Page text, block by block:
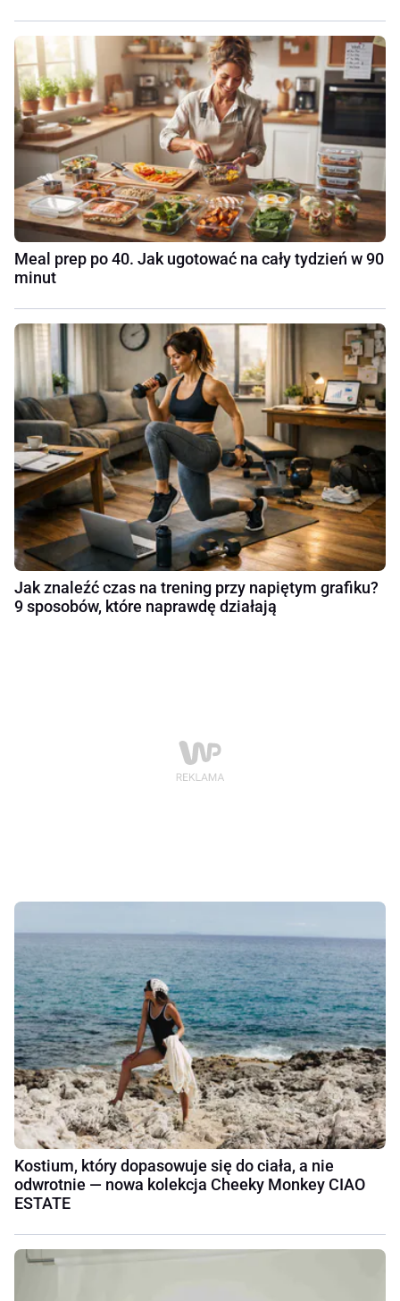
Meal prep po 40. Jak ugotować na cały tydzień w 90
minut
Jak znaleźć czas na trening przy napiętym grafiku?
9 sposobów, które naprawdę działają
Kostium, który dopasowuje się do ciała, a nie
odwrotnie — nowa kolekcja Cheeky Monkey CIAO
ESTATE